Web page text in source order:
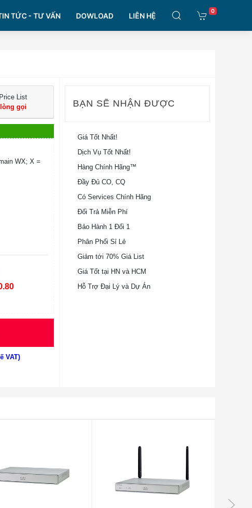
TỨC - TƯ VẤN DOWLOAD LIÊN HỆ
0
List
gọi
WX; X =
VAT)
BẠN SẼ NHẬN ĐƯỢC
Giá Tốt Nhất!
Dịch Vụ Tốt Nhất!
Hàng Chính Hãng™
Đầy Đủ CO, CQ
Có Services Chính Hãng
Đổi Trả Miễn Phí
Bảo Hành 1 Đổi 1
Phân Phối Sỉ Lẻ
Giảm tới 70% Giá List
Giá Tốt tại HN và HCM
Hỗ Trợ Đại Lý và Dự Án